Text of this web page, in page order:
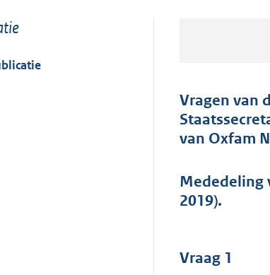
Vragen van
van Oxfam
Mededeling
2019).
Vraag 1